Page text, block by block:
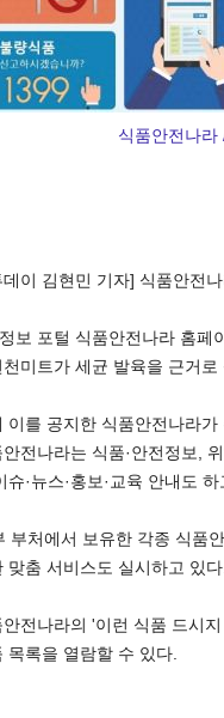
밴드 네이
식품안전나라
이 김현민 기자] 식품안전
보 포털 식품안전나라 홈페
미트가 세균 발육을 근거
이를 공지한 식품안전나라
안전나라는 식품·안전정보,
슈·뉴스·홍보·교육 안내도 하
부처에서 보유한 각종 식품
맞춤 서비스도 실시하고 있
전나라의 '이런 식품 드시
목록을 열람할 수 있다.